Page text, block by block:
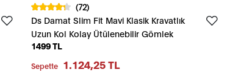
(72)
Ds Damat Slim Fit Mavi Klasik Kravatlık
Uzun Kol Kolay Ütülenebilir Gömlek
1499 TL
Sepette 1.124,25 TL